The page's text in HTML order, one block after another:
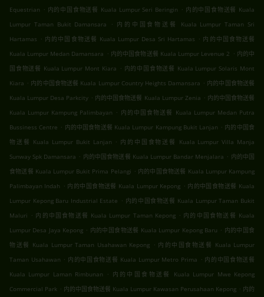
Equestrian . 内的中国食物送餐 Kuala Lumpur Seri Beringin . 内的中国食物送餐 Kuala
Lumpur Taman Bukit Damansara
. 内的中国食物送餐 Kuala Lumpur Taman Sri
Hartamas . 内的中国食物送餐 Kuala Lumpur Desa Sri Hartamas . 内的中国食物送餐
Kuala Lumpur Medan Damansara . 内的中国食物送餐 Kuala Lumpur Levenue 2 . 内的中
国食物送餐 Kuala Lumpur Mont Kiara . 内的中国食物送餐 Kuala Lumpur Solaris Mont
Kiara . 内的中国食物送餐 Kuala Lumpur Country Heights Damansara . 内的中国食物送餐
Kuala Lumpur Desa Parkcity . 内的中国食物送餐 Kuala Lumpur Zenia . 内的中国食物送餐
Kuala Lumpur Kampung Palimbayan . 内的中国食物送餐 Kuala Lumpur Medan Putra
Bussiness Centre . 内的中国食物送餐 Kuala Lumpur Kampung Bukit Lanjan . 内的中国食
物送餐 Kuala Lumpur Bukit Lanjan . 内的中国食物送餐 Kuala Lumpur Villa Manja
Sunway Spk Damansara . 内的中国食物送餐 Kuala Lumpur Bandar Menjalara . 内的中国
食物送餐 Kuala Lumpur Bukit Prima Pelangi . 内的中国食物送餐 Kuala Lumpur Kampung
Palimbayan Indah . 内的中国食物送餐 Kuala Lumpur Kepong . 内的中国食物送餐 Kuala
Lumpur Kepong Baru Industrial Estate . 内的中国食物送餐 Kuala Lumpur Taman Bukit
Maluri . 内的中国食物送餐 Kuala Lumpur Taman Kepong . 内的中国食物送餐 Kuala
Lumpur Desa Jaya Kepong . 内的中国食物送餐 Kuala Lumpur Kepong Baru . 内的中国食
物送餐 Kuala Lumpur Taman Usahawan Kepong . 内的中国食物送餐 Kuala Lumpur
Taman Usahawan . 内的中国食物送餐 Kuala Lumpur Metro Prima . 内的中国食物送餐
Kuala Lumpur Laman Rimbunan
. 内的中国食物送餐 Kuala Lumpur Mwe Kepong
Commercial Park . 内的中国食物送餐 Kuala Lumpur Kawasan Perusahaan Kepong . 内的